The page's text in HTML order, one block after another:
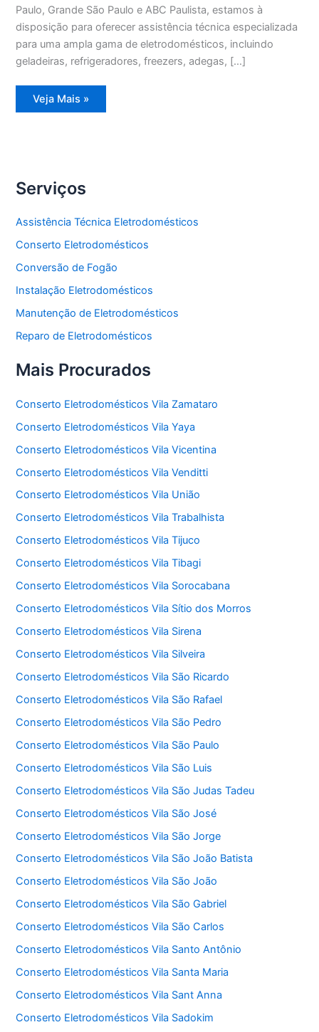
Paulo, Grande São Paulo e ABC Paulista, estamos à
disposição para oferecer assistência técnica especializada
para uma ampla gama de eletrodomésticos, incluindo
geladeiras, refrigeradores, freezers, adegas, […]
Assistência
Técnica
Veja Mais »
Serviços
Assistência Técnica Eletrodomésticos
Conserto Eletrodomésticos
Conversão de Fogão
Instalação Eletrodomésticos
Manutenção de Eletrodomésticos
Reparo de Eletrodomésticos
Mais Procurados
Conserto Eletrodomésticos Vila Zamataro
Conserto Eletrodomésticos Vila Yaya
Conserto Eletrodomésticos Vila Vicentina
Conserto Eletrodomésticos Vila Venditti
Conserto Eletrodomésticos Vila União
Conserto Eletrodomésticos Vila Trabalhista
Conserto Eletrodomésticos Vila Tijuco
Conserto Eletrodomésticos Vila Tibagi
Conserto Eletrodomésticos Vila Sorocabana
Conserto Eletrodomésticos Vila Sítio dos Morros
Conserto Eletrodomésticos Vila Sirena
Conserto Eletrodomésticos Vila Silveira
Conserto Eletrodomésticos Vila São Ricardo
Conserto Eletrodomésticos Vila São Rafael
Conserto Eletrodomésticos Vila São Pedro
Conserto Eletrodomésticos Vila São Paulo
Conserto Eletrodomésticos Vila São Luis
Conserto Eletrodomésticos Vila São Judas Tadeu
Conserto Eletrodomésticos Vila São José
Conserto Eletrodomésticos Vila São Jorge
Conserto Eletrodomésticos Vila São João Batista
Conserto Eletrodomésticos Vila São João
Conserto Eletrodomésticos Vila São Gabriel
Conserto Eletrodomésticos Vila São Carlos
Conserto Eletrodomésticos Vila Santo Antônio
Conserto Eletrodomésticos Vila Santa Maria
Conserto Eletrodomésticos Vila Sant Anna
Conserto Eletrodomésticos Vila Sadokim